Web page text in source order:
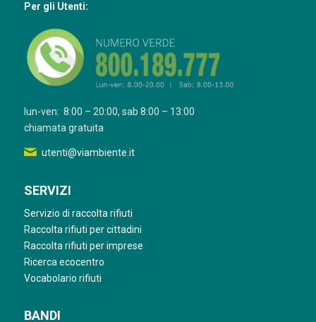
Per gli Utenti:
lun-ven: 8:00 – 20:00, sab 8:00 – 13:00
chiamata gratuita
utenti@viambiente.it
SERVIZI
Servizio di raccolta rifiuti
Raccolta rifiuti per cittadini
Raccolta rifiuti per imprese
Ricerca ecocentro
Vocabolario rifiuti
BANDI